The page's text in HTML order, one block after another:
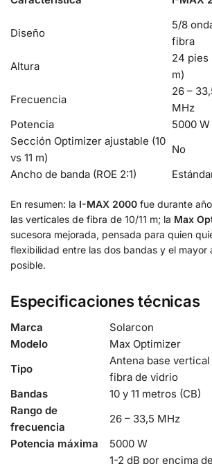
Diseño
5/8
fibra
Altura
24 pies
m)
Frecuencia
26 –
MHz
Potencia
5000 W
Sección Optimizer ajustable (10
vs 11 m)
No
Ancho de banda (ROE 2:1)
En resumen: la I-MAX 2000 fue durante
las verticales de fibra de 10/11 m; la Max
sucesora mejorada, pensada para quien
flexibilidad entre las dos bandas y el mayor
posible.
Especificaciones técnicas
Marca
Solarcon
Modelo
Max Optimizer
Tipo
Antena base
fibra de vidrio
Bandas
10 y 11 metros (CB)
Rango de
frecuencia
26 – 33,5 MHz
Potencia máxima
5000 W
1-2 dB por encima